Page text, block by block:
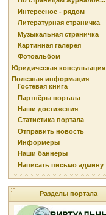
Интересное - рядом
Литературная страничка
Музыкальная страничка
Картинная галерея
Фотоальбом
Юридическая консультация
Полезная информация
Гостевая книга
Партнёры портала
Наши достижения
Статистика портала
Отправить новость
Информеры
Наши баннеры
Написать письмо админу
Разделы портала